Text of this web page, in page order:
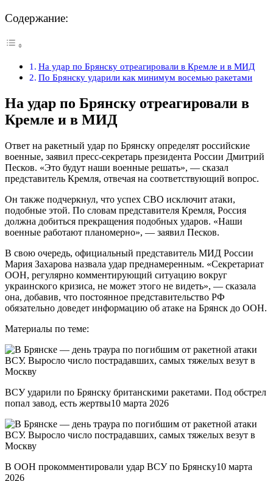
Содержание:
На удар по Брянску отреагировали в Кремле и в МИД
По Брянску ударили как минимум восемью ракетами
На удар по Брянску отреагировали в
Кремле и в МИД
Ответ на ракетный удар по Брянску определят российские
военные, заявил пресс-секретарь президента России Дмитрий
Песков. «Это будут наши военные решать», — сказал
представитель Кремля, отвечая на соответствующий вопрос.
Он также подчеркнул, что успех СВО исключит атаки,
подобные этой. По словам представителя Кремля, Россия
должна добиться прекращения подобных ударов. «Наши
военные работают планомерно», — заявил Песков.
В свою очередь, официальный представитель МИД России
Мария Захарова назвала удар преднамеренным. «Секретариат
ООН, регулярно комментирующий ситуацию вокруг
украинского кризиса, не может этого не видеть», — сказала
она, добавив, что постоянное представительство РФ
обязательно доведет информацию об атаке на Брянск до ООН.
Материалы по теме:
ВСУ ударили по Брянску британскими ракетами. Под обстрел
попал завод, есть жертвы10 марта 2026
В ООН прокомментировали удар ВСУ по Брянску10 марта
2026